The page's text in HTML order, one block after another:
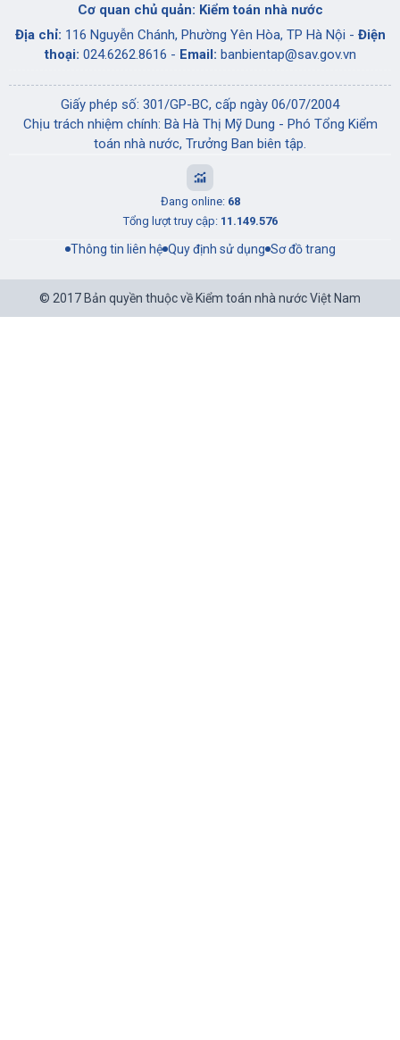
Cơ quan chủ quản: Kiểm toán nhà nước
Địa chỉ: 116 Nguyễn Chánh, Phường Yên Hòa, TP Hà Nội - Điện
thoại: 024.6262.8616 - Email: banbientap@sav.gov.vn
Giấy phép số: 301/GP-BC, cấp ngày 06/07/2004
Chịu trách nhiệm chính: Bà Hà Thị Mỹ Dung - Phó Tổng Kiểm
toán nhà nước, Trưởng Ban biên tập.
Đang online: 68
Tổng lượt truy cập: 11.149.576
Thông tin liên hệ Quy định sử dụng Sơ đồ trang
© 2017 Bản quyền thuộc về Kiểm toán nhà nước Việt Nam